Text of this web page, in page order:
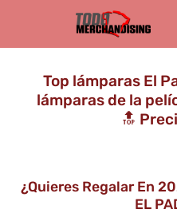
Top lámparas El
lámparas de la
🔝
¿Quieres Regalar En
EL